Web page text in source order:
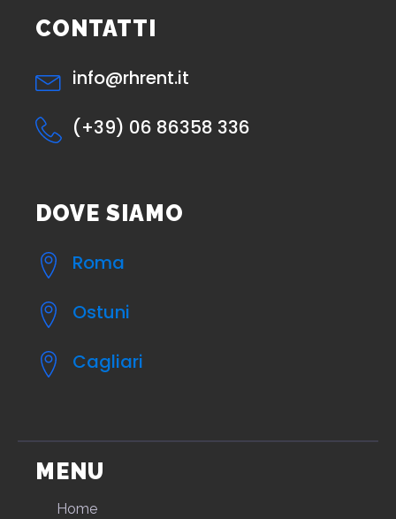
CONTATTI
info@rhrent.it
(+39) 06 86358 336
DOVE SIAMO
Roma
Ostuni
Cagliari
MENU
Home